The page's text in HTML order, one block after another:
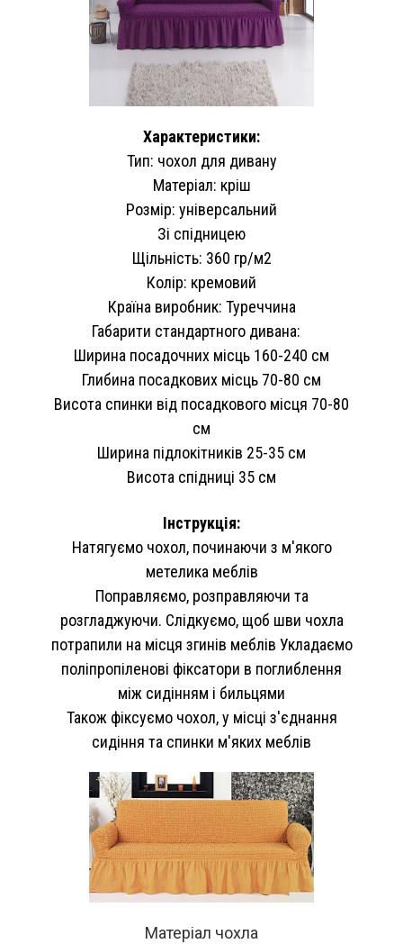
Характеристики:
Тип: чохол для дивану
Матеріал: кріш
Розмір: універсальний
Зі спідницею
Щільність: 360 гр/м2
Колір: кремовий
Країна виробник: Туреччина
Габарити стандартного дивана:
Ширина посадочних місць 160-240 см
Глибина посадкових місць 70-80 см
Висота спинки від посадкового місця 70-80
см
Ширина підлокітників 25-35 см
Висота спідниці 35 см
Інструкція:
Натягуємо чохол, починаючи з м'якого
метелика меблів
Поправляємо, розправляючи та
розгладжуючи. Слідкуємо, щоб шви чохла
потрапили на місця згинів меблів Укладаємо
поліпропіленові фіксатори в поглиблення
між сидінням і бильцями
Також фіксуємо чохол, у місці з'єднання
сидіння та спинки м'яких меблів
Матеріал чохла